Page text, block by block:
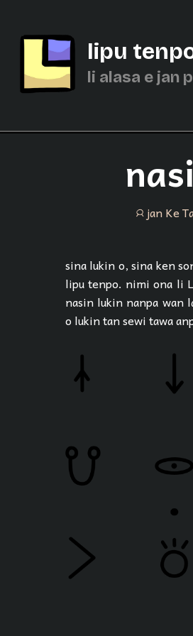
lipu
li alasa e jan
janjan Ke
sina lukin o, sina ken
lipu tenpo. nimi ona li
nasin lukin nanpa wan
o lukin tan sewi tawa